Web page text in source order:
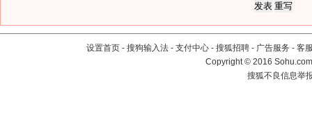
设置首页 - 搜狗输入法 - 支付中心 - 搜狐招聘 - 广告服务 - 客
Copyright©2016
搜狐不良信息举